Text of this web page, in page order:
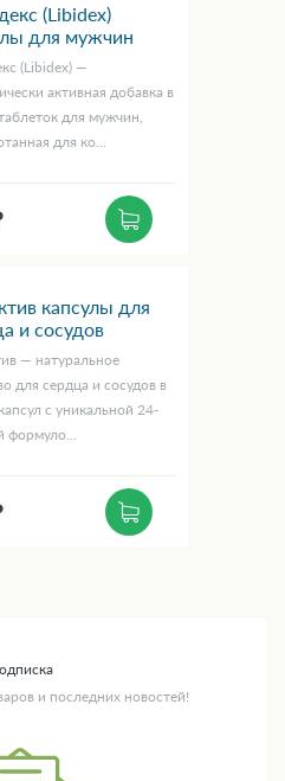
(Libidex)
для мужчин
(Libidex) —
активная добавка в
для мужчин,
для ко...
капсулы для
и сосудов
— натуральное
для сердца и сосудов в
с уникальной 24-
формуло...
и последних новостей!